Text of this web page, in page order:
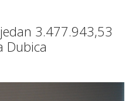
3.477.943,53
Dubica